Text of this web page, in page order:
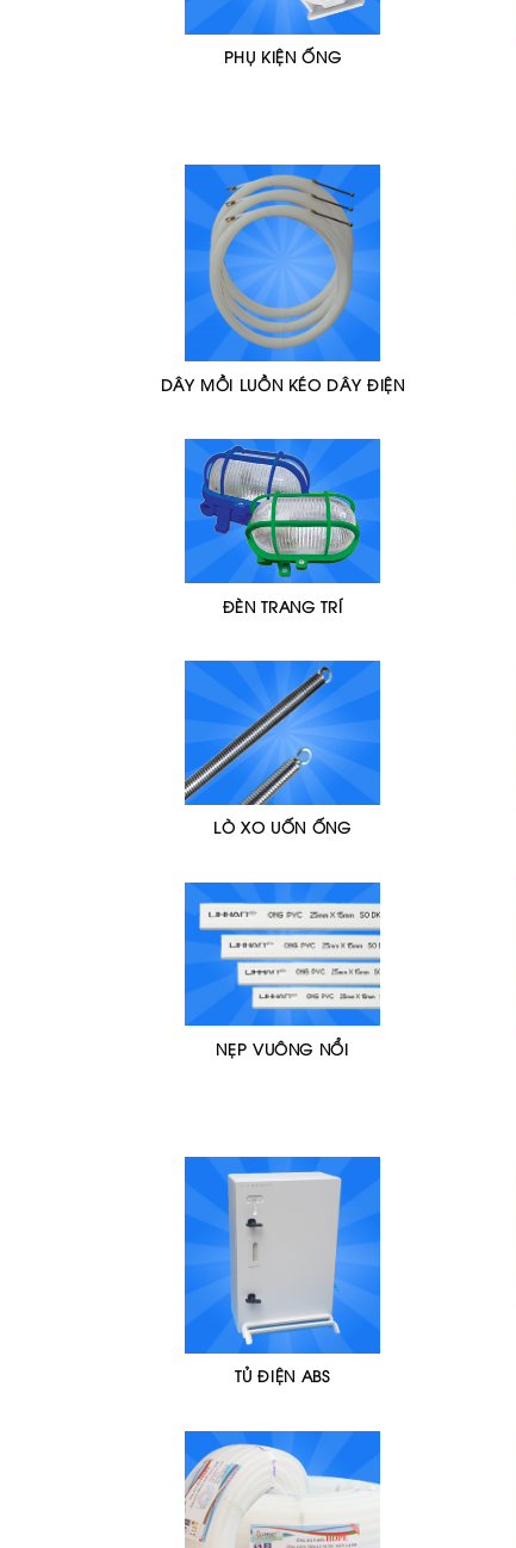
PHỤ KIỆN ỐNG
DÂY MỒI LUỒN KÉO DÂY ĐIỆN
ĐÈN TRANG TRÍ
LÒ XO UỐN ỐNG
NẸP VUÔNG NỔI
TỦ ĐIỆN ABS